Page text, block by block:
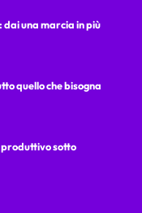
una marcia in più
quello che bisogna
sotto